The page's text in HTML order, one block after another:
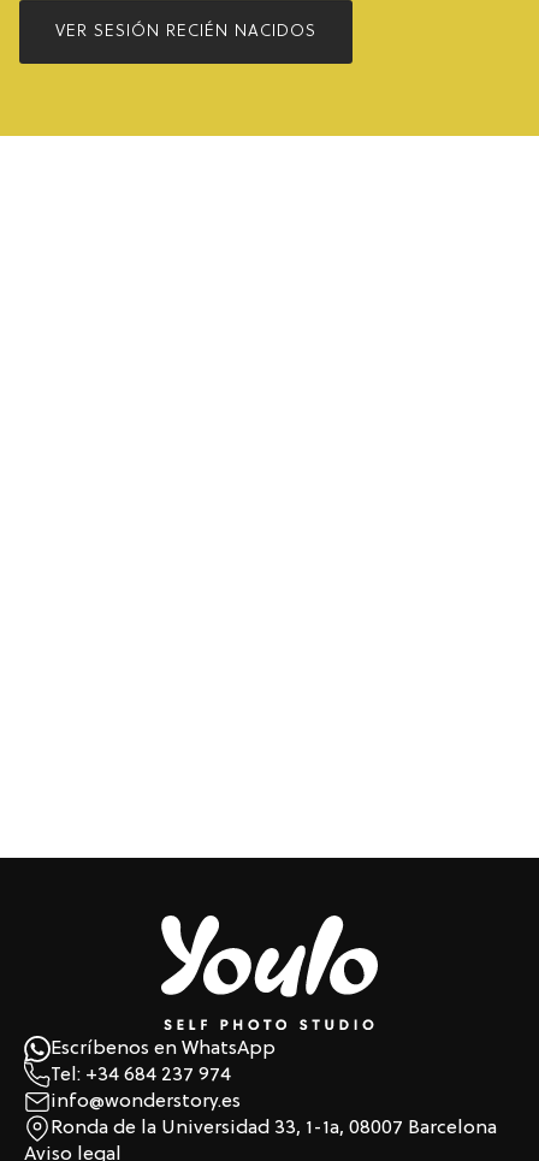
VER SESIÓN RECIÉN NACIDOS
Escríbenos en WhatsApp
Tel: +34 684 237 974
info@wonderstory.es
Ronda de la Universidad 33, 1-1a, 08007 Barcelona
Aviso legal